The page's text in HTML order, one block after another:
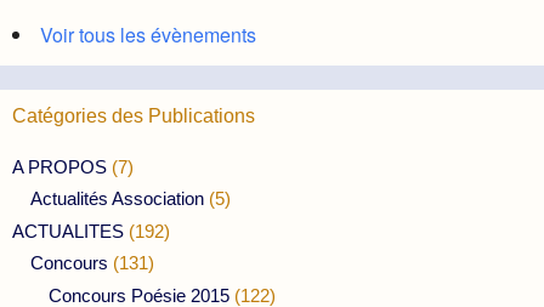
Voir tous les évènements
Catégories des Publications
A PROPOS (7)
Actualités Association (5)
ACTUALITES (192)
Concours (131)
Concours Poésie 2015 (122)